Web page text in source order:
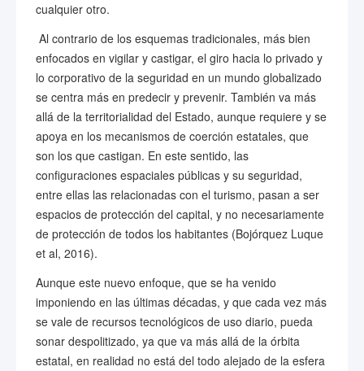
cualquier otro.
Al contrario de los esquemas tradicionales, más bien
enfocados en vigilar y castigar, el giro hacia lo privado y
lo corporativo de la seguridad en un mundo globalizado
se centra más en predecir y prevenir. También va más
allá de la territorialidad del Estado, aunque requiere y se
apoya en los mecanismos de coerción estatales, que
son los que castigan. En este sentido, las
configuraciones espaciales públicas y su seguridad,
entre ellas las relacionadas con el turismo, pasan a ser
espacios de protección del capital, y no necesariamente
de protección de todos los habitantes (Bojórquez Luque
et al, 2016).
Aunque este nuevo enfoque, que se ha venido
imponiendo en las últimas décadas, y que cada vez más
se vale de recursos tecnológicos de uso diario, pueda
sonar despolitizado, ya que va más allá de la órbita
estatal, en realidad no está del todo alejado de la esfera